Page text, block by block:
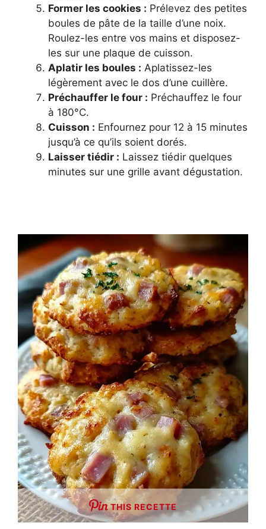
Former les cookies : Prélevez des petites
boules de pâte de la taille d’une noix.
Roulez-les entre vos mains et disposez-
les sur une plaque de cuisson.
Aplatir les boules : Aplatissez-les
légèrement avec le dos d’une cuillère.
Préchauffer le four : Préchauffez le four
à 180°C.
Cuisson : Enfournez pour 12 à 15 minutes
jusqu’à ce qu’ils soient dorés.
Laisser tiédir : Laissez tiédir quelques
minutes sur une grille avant dégustation.
THIS RECETTE